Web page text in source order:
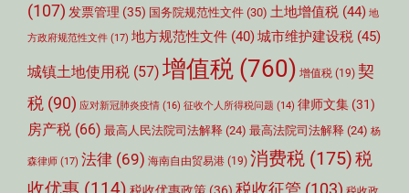
(107) 发票管理 (35) 国务院规范性文件 (30) 土地增值税 (44) 地
方政府规范性文件 (17) 地方规范性文件 (40)城市维护建设税 (45)
城镇土地使用税 (57) 增值税 (760) 增值税 (19) 契
税 (90) 应对新冠肺炎疫情 (16) 征收个人所得税问题 (14) 律师文集 (31)
房产税 (66) 最高人民法院司法解释 (24) 最高法院司法解释 (24) 杨
森律师 (17) 法律 (69) 海南自由贸易港 (19) 消费税 (175)税
税收征管 (103)